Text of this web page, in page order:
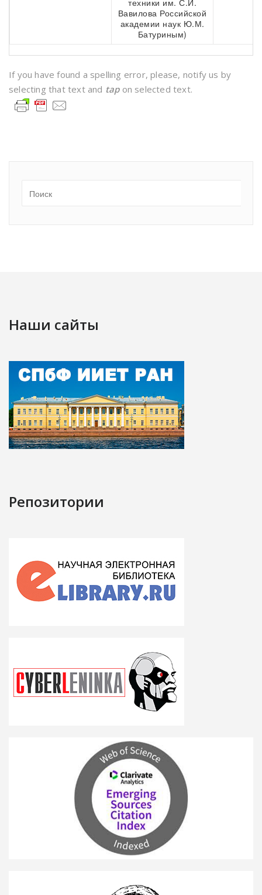
техники им. С.И.
Вавилова Российской
академии наук Ю.М.
Батуриным)
If you have found a spelling error, please, notify us by
selecting that text and tapon selected text.
Наши сайты
Репозитории